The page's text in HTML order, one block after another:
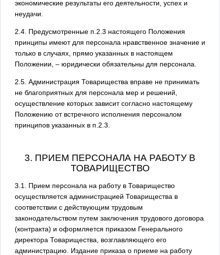
экономические результаты его деятельности, успех и
неудачи.
2.4. Предусмотренные п.2.3 настоящего Положения
принципы имеют для персонала нравственное значение и
только в случаях, прямо указанных в настоящем
Положении, – юридически обязательны для персонала.
2.5. Администрация Товарищества вправе не принимать
не благоприятных для персонала мер и решений,
осуществление которых зависит согласно настоящему
Положению от встречного исполнения персоналом
принципов указанных в п.2.3.
3. ПРИЕМ ПЕРСОНАЛА НА РАБОТУ В
ТОВАРИЩЕСТВО
3.1. Прием персонала на работу в Товарищество
осуществляется администрацией Товарищества в
соответствии с действующим трудовым
законодательством путем заключения трудового договора
(контракта) и оформляется приказом Генерального
директора Товарищества, возглавляющего его
администрацию. Издание приказа о приеме на работу